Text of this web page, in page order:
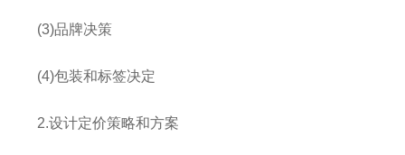
(3)品牌决策
(4)包装和标签决定
2.设计定价策略和方案